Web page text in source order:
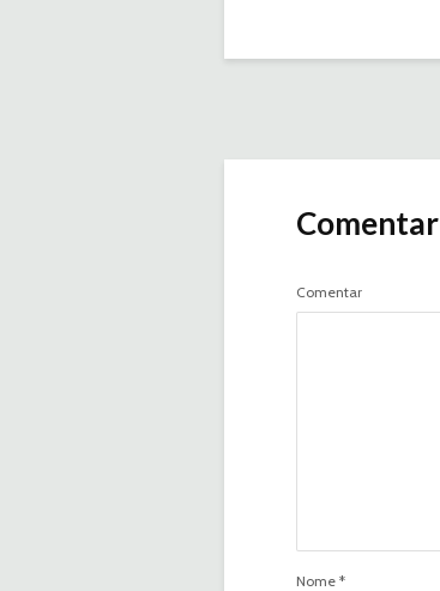
Comentar
Comentar
Nome *